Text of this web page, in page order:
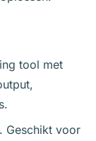
tool met
Geschikt voor